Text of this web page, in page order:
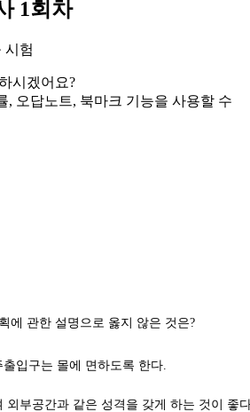
1회차
시험
시겠어요?
, 오답노트, 북마크 기능을 사용할 수
쇼핑센터의 몰(Mall)의 계획에 관한 설명으로 옳지 않은 것은?
입구는 몰에 면하도록 한다.
몰에는 자연광을 끌어들여 외부공간과 같은 성격을 갖게 하는 것이